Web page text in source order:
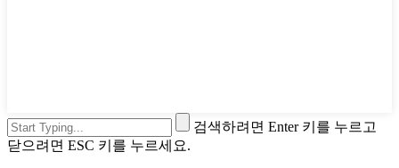
검색하려면 Enter 키를 누르고
닫으려면 ESC 키를 누르세요.